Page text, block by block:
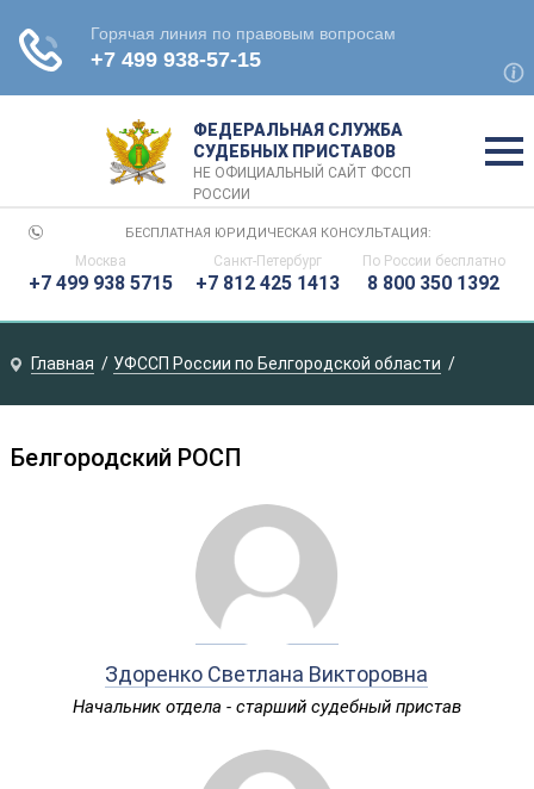
ФЕДЕРАЛЬНАЯ СЛУЖБА
СУДЕБНЫХ ПРИСТАВОВ
НЕ ОФИЦИАЛЬНЫЙ САЙТ ФССП
РОССИИ
БЕСПЛАТНАЯ ЮРИДИЧЕСКАЯ КОНСУЛЬТАЦИЯ:
Москва
+7 499 938 5715
Санкт-Петербург
+7 812 425 1413
По России бесплатно
8 800 350 1392
Главная УФССП России по Белгородской области
Белгородский РОСП
Здоренко Светлана Викторовна
Начальник отдела - старший судебный пристав